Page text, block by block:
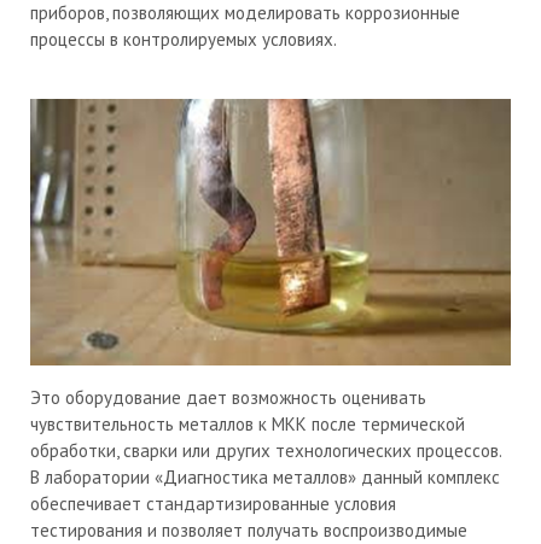
приборов, позволяющих моделировать коррозионные
процессы в контролируемых условиях.
Это оборудование дает возможность оценивать
чувствительность металлов к МКК после термической
обработки, сварки или других технологических процессов.
В лаборатории «Диагностика металлов» данный комплекс
обеспечивает стандартизированные условия
тестирования и позволяет получать воспроизводимые